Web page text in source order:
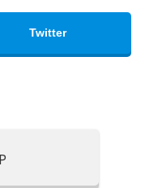
Twitter